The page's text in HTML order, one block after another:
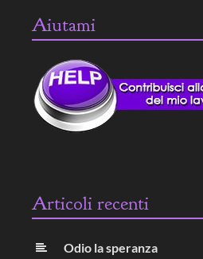
Aiutami
Articoli recenti
Odio la speranza